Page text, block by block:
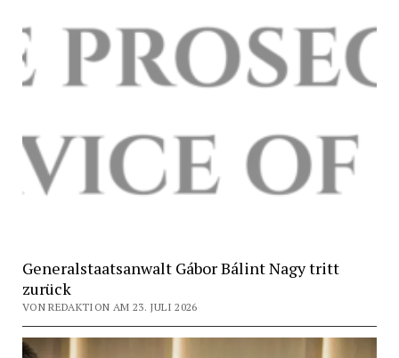
Generalstaatsanwalt Gábor Bálint Nagy tritt
zurück
VON REDAKTION AM 23. JULI 2026